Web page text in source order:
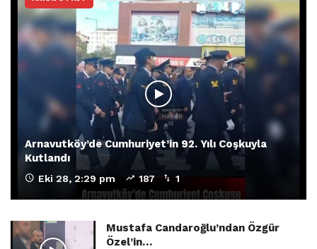
Arnavutköy’de Cumhuriyet’in 92. Yılı Coşkuyla
Kutlandı
Eki 28, 2:29 pm 187 1
Mustafa Candaroğlu’ndan Özgür
Özel’in…